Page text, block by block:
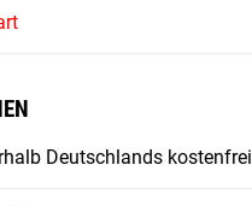
Deutschlands kostenfrei